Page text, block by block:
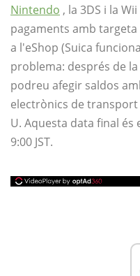
Nintendo , la 3DS i la
pagaments amb
a l'eShop (Suica
problema: després de
podreu afegir saldos
electrònics de transport
U. Aquesta data final és
9:00 JST.